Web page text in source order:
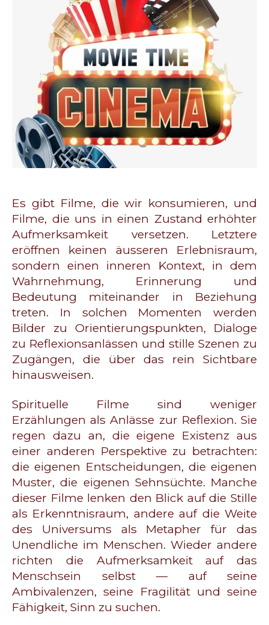
Es gibt Filme, die wir konsumieren, und
Filme, die uns in einen Zustand erhöhter
Aufmerksamkeit versetzen. Letztere
eröffnen keinen äusseren Erlebnisraum,
sondern einen inneren Kontext, in dem
Wahrnehmung, Erinnerung und
Bedeutung miteinander in Beziehung
treten. In solchen Momenten werden
Bilder zu Orientierungspunkten, Dialoge
zu Reflexionsanlässen und stille Szenen zu
Zugängen, die über das rein Sichtbare
hinausweisen.
Spirituelle Filme sind weniger
Erzählungen als Anlässe zur Reflexion. Sie
regen dazu an, die eigene Existenz aus
einer anderen Perspektive zu betrachten:
die eigenen Entscheidungen, die eigenen
Muster, die eigenen Sehnsüchte. Manche
dieser Filme lenken den Blick auf die Stille
als Erkenntnisraum, andere auf die Weite
des Universums als Metapher für das
Unendliche im Menschen. Wieder andere
richten die Aufmerksamkeit auf das
Menschsein selbst — auf seine
Ambivalenzen, seine Fragilität und seine
Fähigkeit, Sinn zu suchen.